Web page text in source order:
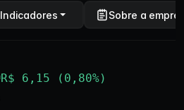
Indicadores Sobre a
R$ 6,15 (0,80%)